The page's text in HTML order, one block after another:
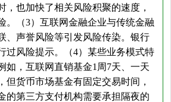
，也加快了相关风险积聚的速度，
。（3）互联网金融企业与传统金融
、声誉风险等引发风险传染。银行
过风险提示。（4）某些业务模式特
如，互联网直销基金1周7天、一天
但货币市场基金有固定交易时间，
的第三方支付机构需要承担隔夜的